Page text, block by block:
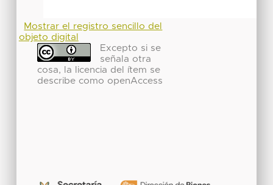
Mostrar el registro sencillo del
objeto digital
Excepto si se
señala otra
cosa, la licencia del ítem se
describe como openAccess